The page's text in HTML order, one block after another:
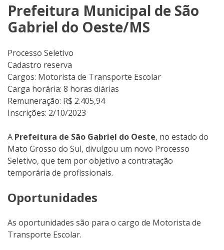
Prefeitura Municipal de São
Gabriel do Oeste/MS
Processo Seletivo
Cadastro reserva
Cargos: Motorista de Transporte Escolar
Carga horária: 8 horas diárias
Remuneração: R$ 2.405,94
Inscrições: 2/10/2023
A Prefeitura de São Gabriel do Oeste, no estado do
Mato Grosso do Sul, divulgou um novo Processo
Seletivo, que tem por objetivo a contratação
temporária de profissionais.
Oportunidades
As oportunidades são para o cargo de Motorista de
Transporte Escolar.